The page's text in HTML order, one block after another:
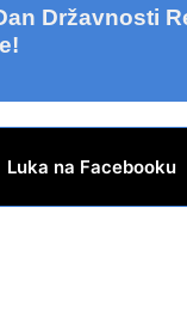
Državnosti
Luka na Facebooku